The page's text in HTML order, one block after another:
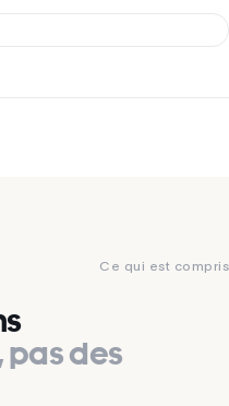
Ce qui est compris
pas des